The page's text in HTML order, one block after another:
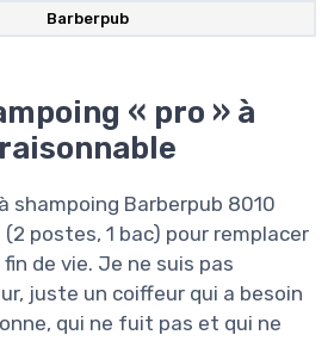
Barberpub
« pro » à
shampoing Barberpub 8010
postes, 1 bac) pour remplacer
de vie. Je ne suis pas
juste un coiffeur qui a besoin
qui ne fuit pas et qui ne